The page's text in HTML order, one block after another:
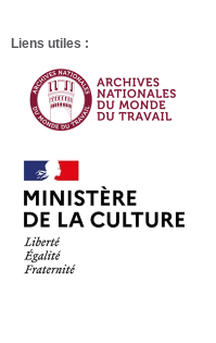
Liens utiles :